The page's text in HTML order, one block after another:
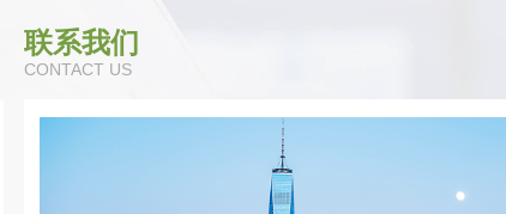
联系我们
CONTACT US